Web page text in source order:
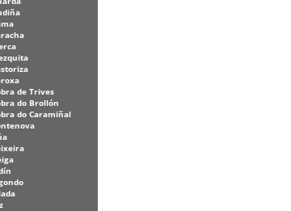
de Trives
do Brollón
do Caramiñal